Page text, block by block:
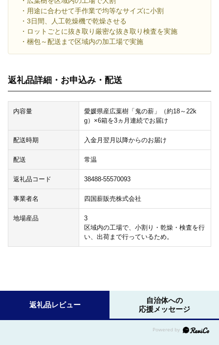
・用途に合わせて手作業で均等なサイズに小割
・3日間、人工乾燥機で乾燥させる
・ロットごとに抜き取り厳密な抜き取り検査を実施
・梱包～配送まで区域内の加工場で実施
返礼品詳細・お申込み・配送
内容量
愛媛県産広葉樹「鬼の薪」（約18～22k
g）×6箱を3ヵ月連続でお届け
配送時期 入金月翌月以降からのお届け
配送 常温
返礼品コード 38488-55570093
事業者名 四国薪販売株式会社
地場産品
3
区域内の工場で、小割り・乾燥・検査を行
い、出荷まで行っているため。
返礼品レビュー
自治体への
応援メッセージ